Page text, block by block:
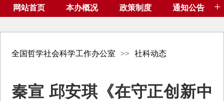
网站首页 本办概况 政策制度 通知公告 +
全国哲学社会科学工作办公室 >> 社科动态
秦宣 邱安琪《在守正创新中